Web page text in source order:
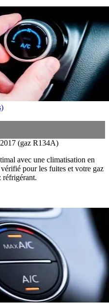
(gaz R134A)
avec une climatisation en
pour les fuites et votre gaz
réfrigérant.